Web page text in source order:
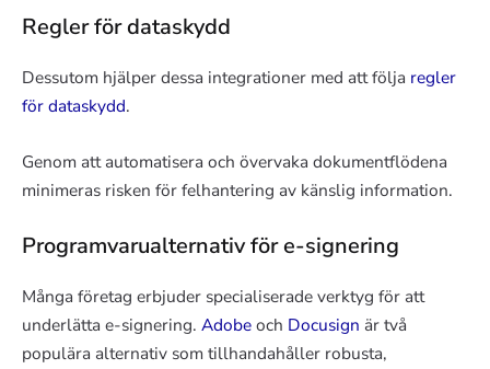
Regler för dataskydd
Dessutom hjälper dessa integrationer med att följa regler
för dataskydd.
Genom att automatisera och övervaka dokumentflödena
minimeras risken för felhantering av känslig information.
Programvarualternativ för e-signering
Många företag erbjuder specialiserade verktyg för att
underlätta e-signering. Adobeoch Docusign är två
populära alternativ som tillhandahåller robusta,